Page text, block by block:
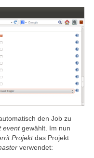
den Job zu
eventgewählt. Im nun
Projektdas Projekt
verwendet: